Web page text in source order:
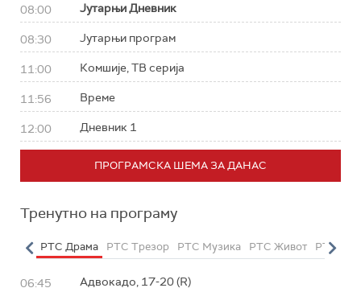
08:00 Јутарњи Дневник
08:30 Јутарњи програм
11:00 Комшије, ТВ серија
11:56 Време
12:00 Дневник 1
ПРОГРАМСКА ШЕМА ЗА ДАНАС
Тренутно на програму
РТС Драма РТС Трезор РТС Музика РТС Живот РТС
06:45 Адвокадо, 17-20 (R)